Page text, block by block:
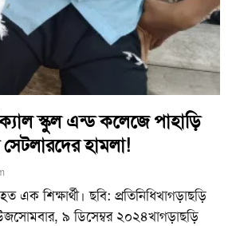
স্কুল এন্ড কলেজে পাহাড়ি
সেটলারদের হামলা!
এক শিক্ষার্থী। ছবি: প্রতিনিধিখাগড়াছড়ি
৯ ডিসেম্বর ২০২৪খাগড়াছড়ি